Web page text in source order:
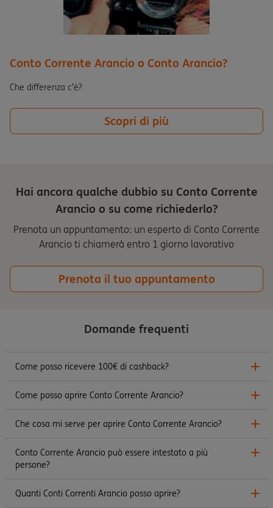
Conto Corrente Arancio o Conto Arancio?
Che differenza c’è?
Scopri di più
Hai ancora qualche dubbio su Conto Corrente
Arancio o su come richiederlo?
Prenota un appuntamento: un esperto di Conto Corrente
Arancio ti chiamerà entro 1 giorno lavorativo
Prenota il tuo appuntamento
Domande frequenti
Come posso ricevere 100€ di cashback?
Come posso aprire Conto Corrente Arancio?
Che cosa mi serve per aprire Conto Corrente Arancio?
Conto Corrente Arancio può essere intestato a più
persone?
Quanti Conti Correnti Arancio posso aprire?